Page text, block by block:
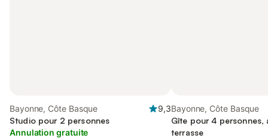
Bayonne, Côte Basque
9,3
Studio pour 2 personnes
Annulation gratuite
Bayonne, Côte Basque
Gîte pour 4 personnes,
terrasse